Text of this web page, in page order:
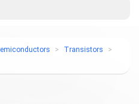
Transistors